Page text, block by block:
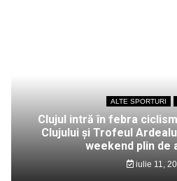
ALTE SPORTURI
Clujul intră în febra
Clujului și Trofeul
weekend plin de
iulie 11,